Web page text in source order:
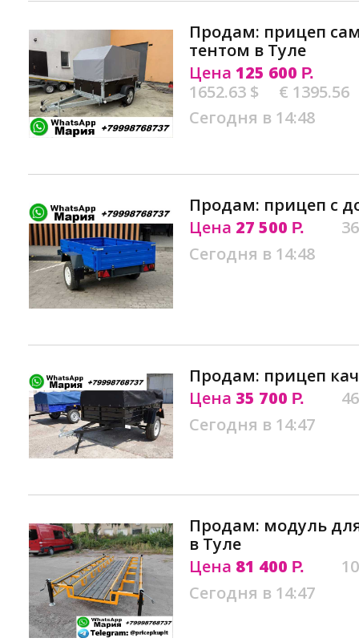
Продам: прицеп
тентом в Туле
Цена 125 600 Р.
1652.63 $
€ 1395.56
Сегодня в 14:48
Продам: прицеп с
Цена 27 500 Р.
Сегодня в 14:48
Продам: прицеп
Цена 35 700 Р.
Сегодня в 14:47
Продам: модуль
в Туле
Цена 81 400 Р.
Сегодня в 14:47